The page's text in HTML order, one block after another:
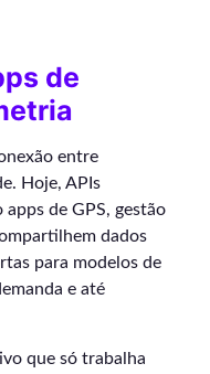
de
entre
Hoje, APIs
de GPS, gestão
dados
para modelos de
e até
que só trabalha